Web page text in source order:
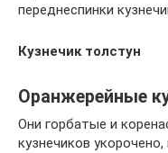
переднеспинки
Кузнечик толстун
Оранжерейные
Они горбатые и
кузнечиков